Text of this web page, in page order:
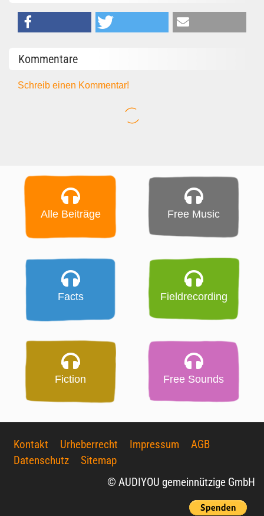
Kommentare
Schreib einen Kommentar!
Alle Beiträge Free Music
Facts Fieldrecording
Fiction Free Sounds
Kontakt Urheberrecht Impressum
AGB
Datenschutz
Sitemap
© AUDIYOU gemeinnützige GmbH